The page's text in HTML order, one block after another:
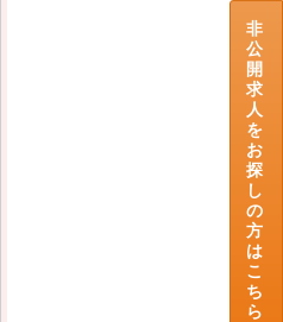
非
公
開
求
人
を
お
探
し
の
方
は
こ
ち
ら